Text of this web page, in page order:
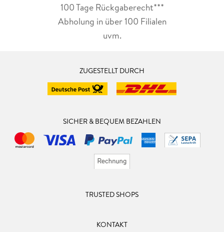
100 Tage Rückgaberecht***
Abholung in über 100 Filialen
uvm.
ZUGESTELLT DURCH
SICHER & BEQUEM BEZAHLEN
TRUSTED SHOPS
KONTAKT